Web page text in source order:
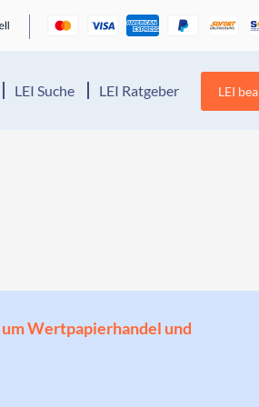
LEI Suche LEI Ratgeber LEI
Wertpapierhandel und